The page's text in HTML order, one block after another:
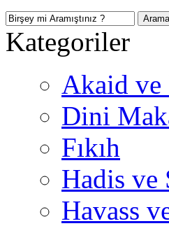
Kategoriler
Akaid
Dini
Fıkıh
Hadis ve
Havass